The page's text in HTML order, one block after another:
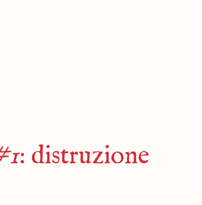
: distruzione